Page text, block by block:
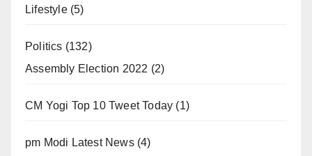
Lifestyle(5)
Politics (132)
Assembly Election 2022 (2)
CM Yogi Top 10 Tweet Today (1)
pm Modi Latest News(4)